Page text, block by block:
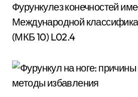
Фурункулез конечностей
Международной
(МКБ 10) L02.4